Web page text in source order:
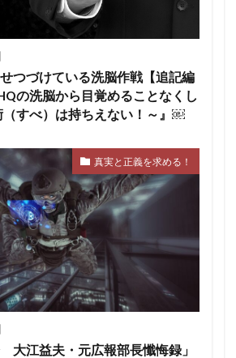
せつづけている洗脳作戦【追記編
の洗脳から目覚めることなくし
（すべ）は持ちえない！～』￼
真実と正義を求める！
大江益夫・元広報部長懺悔録」